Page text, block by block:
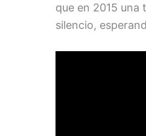
que en 2015 una
silencio,